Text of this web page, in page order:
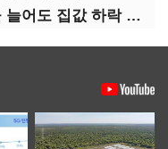
(부동산 세제 개편)"절세 매물 늘어도 집값 하락 제한적"…전세난·양극화 심화 우려